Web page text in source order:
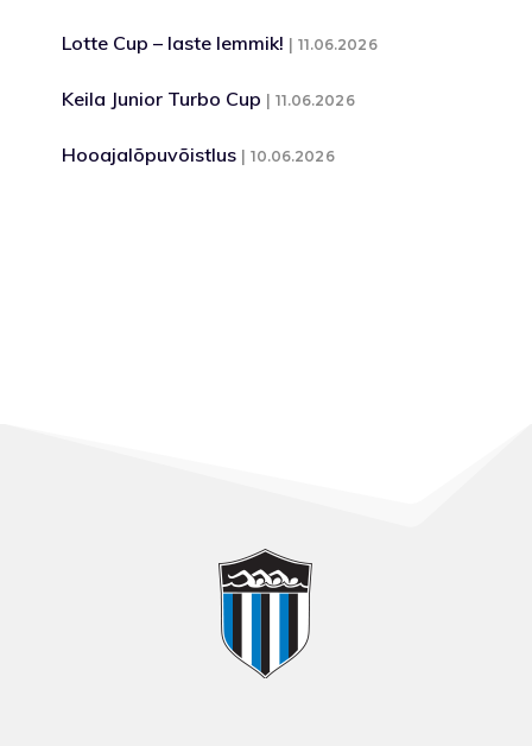
Lotte Cup – laste lemmik! 11.06.2026
Keila Junior Turbo Cup 11.06.2026
Hooajalõpuvõistlus 10.06.2026